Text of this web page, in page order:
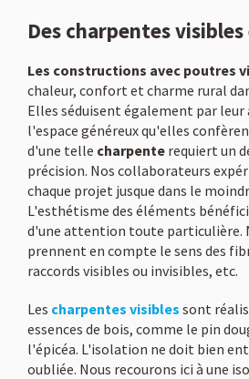
Des charpentes
Les constructions avec poutres
chaleur, confort et charme rural
Elles séduisent également par leur
l'espace généreux qu'elles
d'une telle charpente requiert un
précision. Nos collaborateurs
chaque projet jusque dans le
L'esthétisme des éléments
d'une attention toute particulière.
prennent en compte le sens des
raccords visibles ou invisibles, etc.
Les charpentes visibles sont
essences de bois, comme le pin
l'épicéa. L'isolation ne doit bien
oubliée. Nous recourons ici à une